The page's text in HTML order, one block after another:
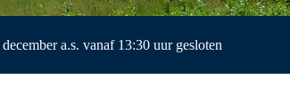
a.s. vanaf 13:30 uur gesloten